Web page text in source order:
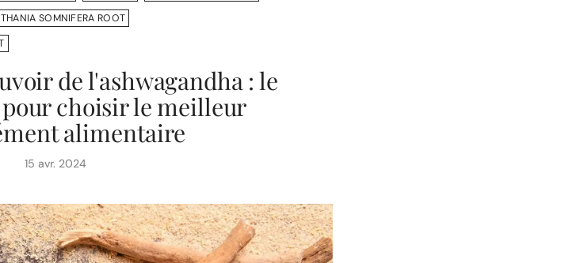
SOMNIFERA ROOT
de l'ashwagandha : le
choisir le meilleur
alimentaire
15 avr. 2024